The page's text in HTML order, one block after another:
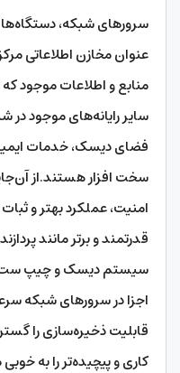
سرورهای شبکه، دستگاه‌ها
عنوان مخازن اطلاعاتی
منابع و اطلاعات موجود
سایر رایانه‌های موجود در
فضای دیسک، خدمات
سخت افزار هستند.از
امنیت، عملکرد بهتر و
سیستم دیسک و چیپ ست‌ها
اجزا در سرورهای شبکه
قابلیت ذخیره‌سازی را
کاری و پیچیده‌تر را به